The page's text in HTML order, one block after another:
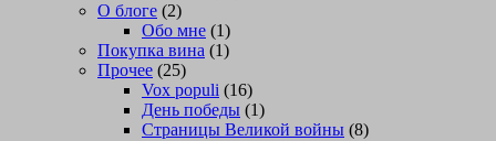
О блоге (2)
Обо мне (1)
Покупка вина (1)
Прочее (25)
Vox populi (16)
День победы (1)
Страницы Великой войны (8)